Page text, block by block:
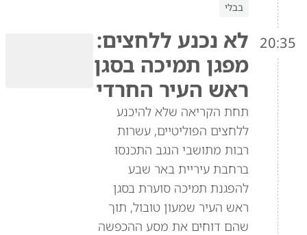
בבלי
20:35
לא נכנע ללחצים:
מפגן תמיכה בסגן
ראש העיר החרדי
תחת הקריאה שלא להיכנע
ללחצים הפוליטיים, עשרות
רבות מתושבי הנגב התכנסו
ברחבת עיריית באר שבע
להפגנת תמיכה סוערת בסגן
ראש העיר שמעון טובול, תוך
שהם דוחים את מסע ההכפשה